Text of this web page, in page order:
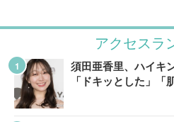
アクセスラ
須田亜香里、ハイキ
「ドキッとした」「